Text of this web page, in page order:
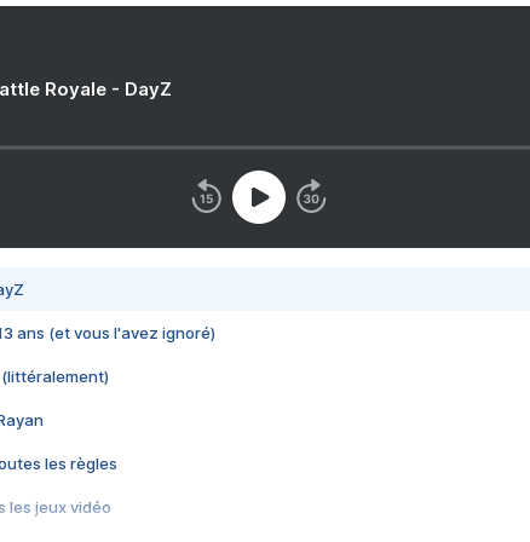
Royale - DayZ
ans (et vous l'avez ignoré)
les règles
les jeux vidéo